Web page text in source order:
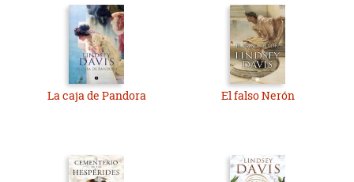
La caja de Pandora El falso Nerón